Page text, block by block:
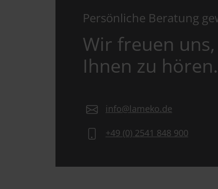
Persönliche Beratung
Wir freuen
Ihnen zu hören.
info@lameko.de
+49 (0) 2541 848 900